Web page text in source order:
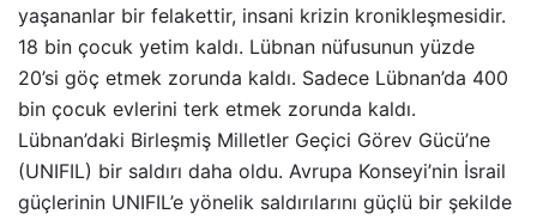
yaşananlar bir felakettir, insani krizin kronikleşmesidir.
18 bin çocuk yetim kaldı. Lübnan nüfusunun yüzde
20’si göç etmek zorunda kaldı. Sadece Lübnan’da 400
bin çocuk evlerini terk etmek zorunda kaldı.
Lübnan’daki Birleşmiş Milletler Geçici Görev Gücü’ne
(UNIFIL) bir saldırı daha oldu. Avrupa Konseyi’nin İsrail
güçlerinin UNIFIL’e yönelik saldırılarını güçlü bir şekilde